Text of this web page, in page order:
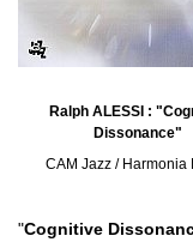
Ralph ALESSI :
Dissonance"
CAM Jazz / Harmonia
"Cognitive